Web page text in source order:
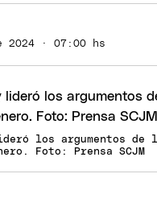
2024 · 07:00 hs
los argumentos
Foto: Prensa SCJM